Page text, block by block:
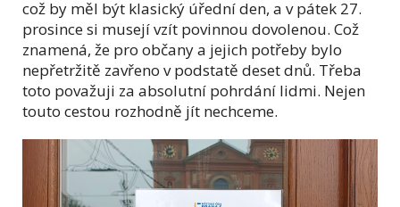
což by měl být klasický úřední den, a v pátek 27.
prosince si musejí vzít povinnou dovolenou. Což
znamená, že pro občany a jejich potřeby bylo
nepřetržitě zavřeno v podstatě deset dnů. Třeba
toto považuji za absolutní pohrdání lidmi. Nejen
touto cestou rozhodně jít nechceme.